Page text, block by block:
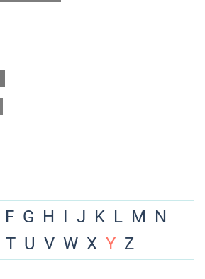
F G H I J K L M N
T U V W X Y Z